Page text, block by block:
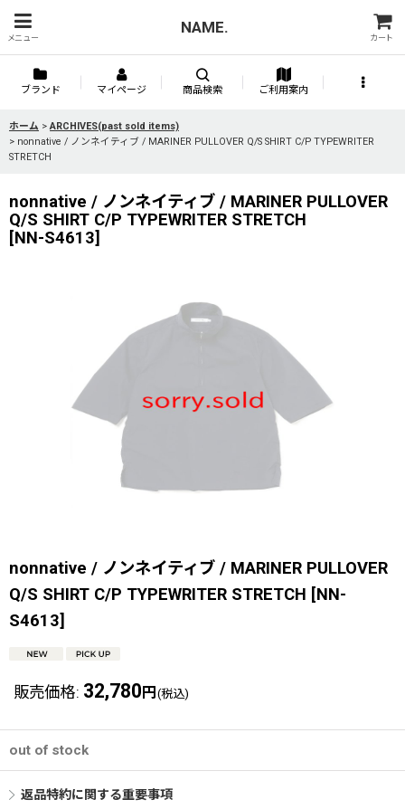
メニュー
NAME.
カート
ブランド マイページ 商品検索 ご利用案内
ホーム > ARCHIVES(past sold items)
> nonnative / ノンネイティブ / MARINER PULLOVER Q/S SHIRT C/P TYPEWRITER
STRETCH
nonnative / ノンネイティブ / MARINER PULLOVER
Q/S SHIRT C/P TYPEWRITER STRETCH
[NN-S4613]
nonnative / ノンネイティブ / MARINER PULLOVER
Q/S SHIRT C/P TYPEWRITER STRETCH [NN-
S4613]
販売価格: 32,780 円 (税込)
out of stock
返品特約に関する重要事項